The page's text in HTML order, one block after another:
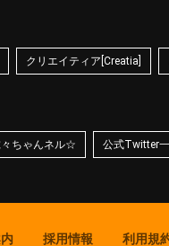
クリエイティア[Creatia]
々ちゃんネル☆ 公式Twitter
採用情報 利用規